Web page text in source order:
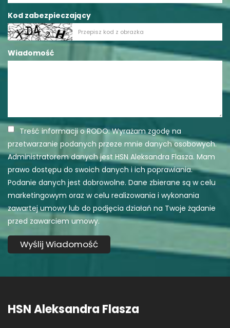
Kod zabezpieczający
Wiadomość
Treść informacji o RODO: Wyrażam zgodę na
przetwarzanie podanych przeze mnie danych osobowych.
Administratorem danych jest HSN Aleksandra Flasza. Mam
prawo dostępu do swoich danych i ich poprawiania.
Podanie danych jest dobrowolne. Dane zbierane są w celu
marketingowym oraz w celu realizowania i wykonania
zawartej umowy lub do podjęcia działań na Twoje żądanie
przed zawarciem umowy.
HSN Aleksandra Flasza